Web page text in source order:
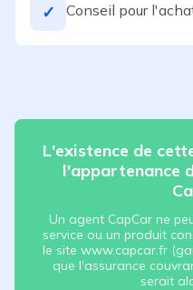
✓ Conseil pour
L'existence de
l'appartenance
Un agent CapCar ne
service ou un produit
le site www.capcar.fr
que l'assurance
serait